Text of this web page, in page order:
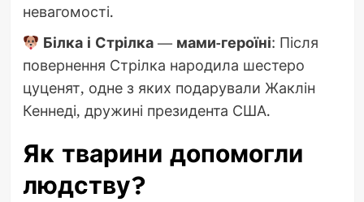
невагомості.
Білка і Стрілка — мами-героїні: Після
повернення Стрілка народила шестеро
цуценят, одне з яких подарували Жаклін
Кеннеді, дружині президента США.
Як тварини допомогли
людству?